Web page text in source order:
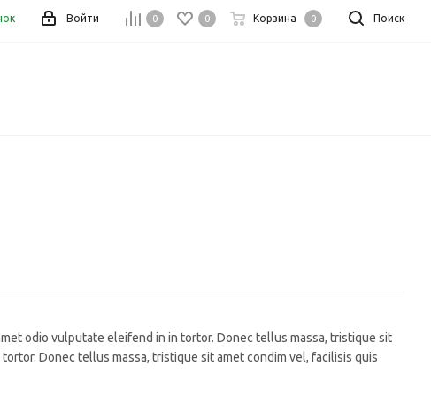
Поиск
0 0 Корзина 0
Войти
odio vulputate eleifend in in tortor. Donec tellus massa, tristique sit
Donec tellus massa, tristique sit amet condim vel, facilisis quis